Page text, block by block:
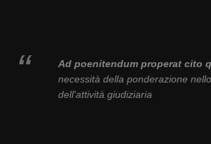
Ad poenitendum properat cito
necessità della ponderazione
dell'attività giudiziaria